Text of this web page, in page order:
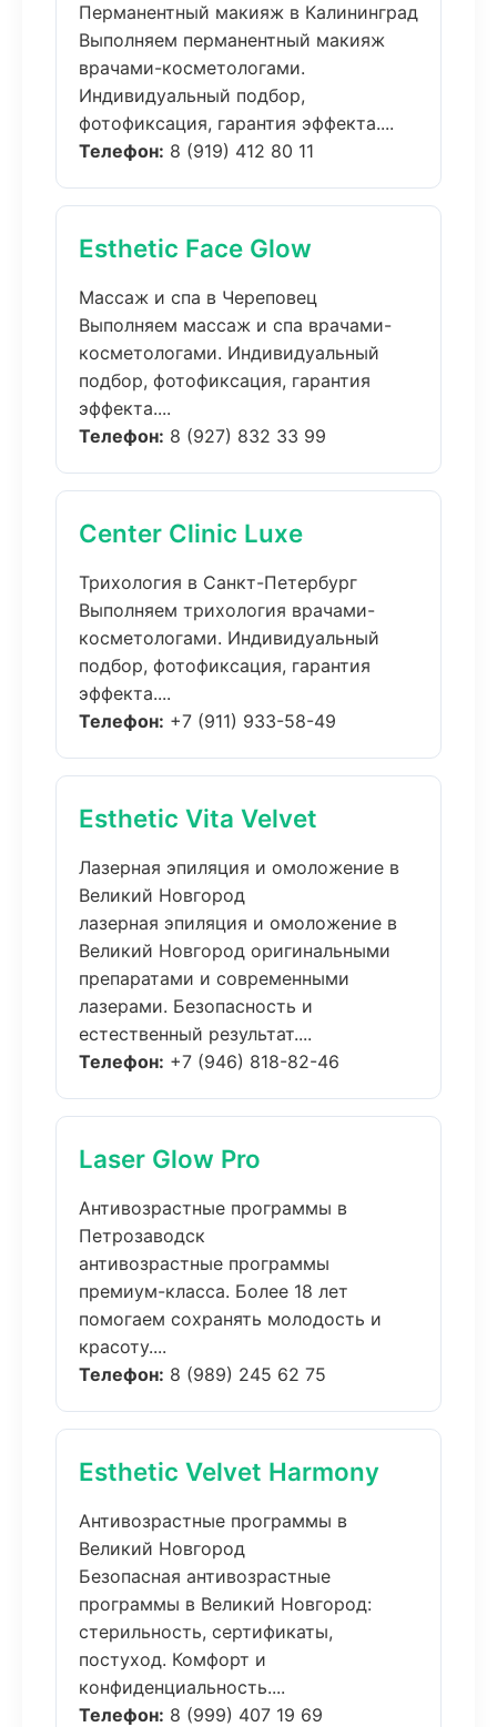
Перманентный макияж в Калининград
Выполняем перманентный макияж
врачами-косметологами.
Индивидуальный подбор,
фотофиксация, гарантия эффекта....
Телефон: 8 (919) 412 80 11
Esthetic Face Glow
Массаж и спа в Череповец
Выполняем массаж и спа врачами-
косметологами. Индивидуальный
подбор, фотофиксация, гарантия
эффекта....
Телефон: 8 (927) 832 33 99
Center Clinic Luxe
Трихология в Санкт-Петербург
Выполняем трихология врачами-
косметологами. Индивидуальный
подбор, фотофиксация, гарантия
эффекта....
Телефон: +7 (911) 933-58-49
Esthetic Vita Velvet
Лазерная эпиляция и омоложение в
Великий Новгород
лазерная эпиляция и омоложение в
Великий Новгород оригинальными
препаратами и современными
лазерами. Безопасность и
естественный результат....
Телефон: +7 (946) 818-82-46
Laser Glow Pro
Антивозрастные программы в
Петрозаводск
антивозрастные программы
премиум-класса. Более 18 лет
помогаем сохранять молодость и
красоту....
Телефон: 8 (989) 245 62 75
Esthetic Velvet Harmony
Антивозрастные программы в
Великий Новгород
Безопасная антивозрастные
программы в Великий Новгород:
стерильность, сертификаты,
постуход. Комфорт и
конфиденциальность....
Телефон: 8 (999) 407 19 69